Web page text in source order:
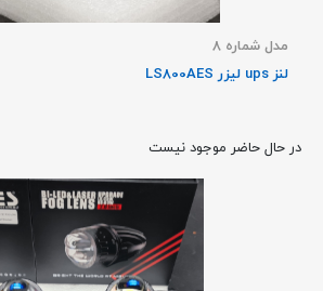
مدل شماره 8
لنز ups لیزر LS800AES
در حال حاضر موجود نیست